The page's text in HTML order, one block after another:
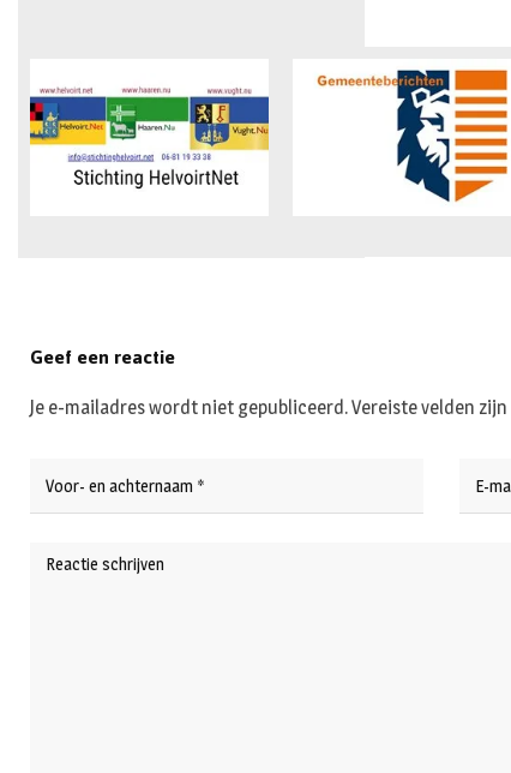
Geef een reactie
Je e-mailadres wordt niet gepubliceerd.Vereiste velden